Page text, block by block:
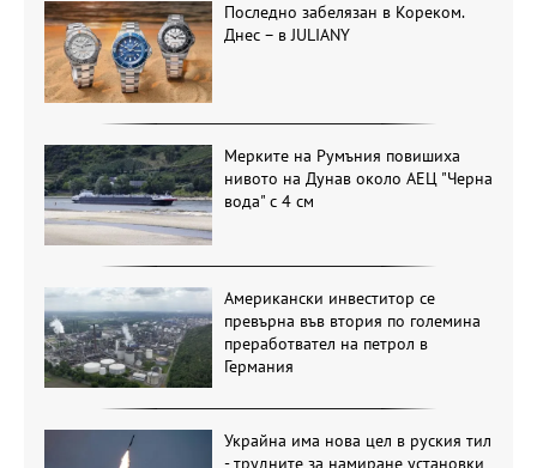
Последно забелязан в Кореком.
Днес – в JULIANY
Мерките на Румъния повишиха
нивото на Дунав около АЕЦ "Черна
вода" с 4 см
Американски инвеститор се
превърна във втория по големина
преработвател на петрол в
Германия
Украйна има нова цел в руския тил